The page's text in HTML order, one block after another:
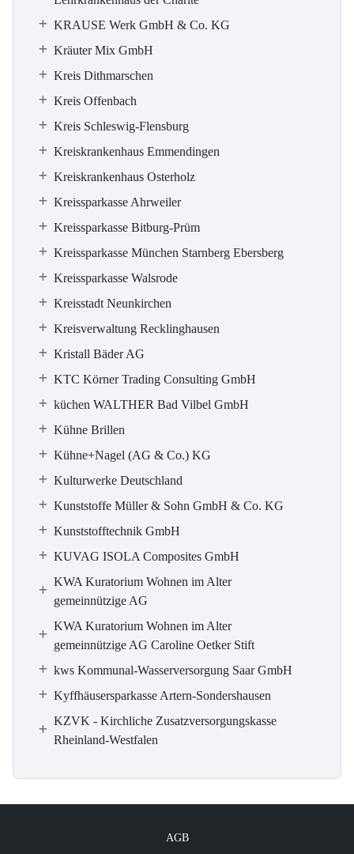
KRAUSE Werk GmbH & Co. KG
Kräuter Mix GmbH
Kreis Dithmarschen
Kreis Offenbach
Kreis Schleswig-Flensburg
Kreiskrankenhaus Emmendingen
Kreiskrankenhaus Osterholz
Kreissparkasse Ahrweiler
Kreissparkasse Bitburg-Prüm
Kreissparkasse München Starnberg Ebersberg
Kreissparkasse Walsrode
Kreisstadt Neunkirchen
Kreisverwaltung Recklinghausen
Kristall Bäder AG
KTC Körner Trading Consulting GmbH
küchen WALTHER Bad Vilbel GmbH
Kühne Brillen
Kühne+Nagel (AG & Co.) KG
Kulturwerke Deutschland
Kunststoffe Müller & Sohn GmbH & Co. KG
Kunststofftechnik GmbH
KUVAG ISOLA Composites GmbH
KWA Kuratorium Wohnen im Alter
gemeinnützige AG
KWA Kuratorium Wohnen im Alter
gemeinnützige AG Caroline Oetker Stift
kws Kommunal-Wasserversorgung Saar GmbH
Kyffhäusersparkasse Artern-Sondershausen
KZVK - Kirchliche Zusatzversorgungskasse
Rheinland-Westfalen
AGB